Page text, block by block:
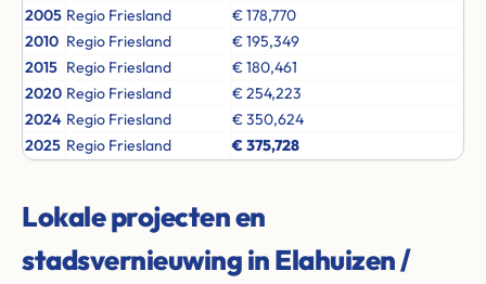
2005 Regio Friesland
€ 178,770
2010 Regio Friesland
€ 195,349
2015 Regio Friesland
€ 180,461
2020 Regio Friesland
€ 254,223
2024 Regio Friesland
€ 350,624
2025 Regio Friesland € 375,728
Lokale projecten en
stadsvernieuwing in Elahuizen /